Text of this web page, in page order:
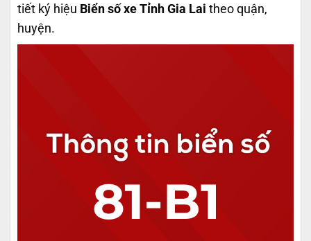
tiết ký hiệu Biển số xe Tỉnh Gia Lai theo quận,
huyện.